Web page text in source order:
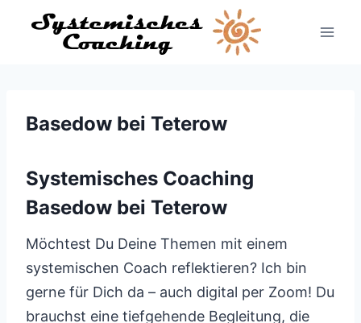
Inhalt
Basedow bei Teterow
Systemisches Coaching
Basedow bei Teterow
Möchtest Du Deine Themen mit einem
systemischen Coach reflektieren? Ich bin
gerne für Dich da – auch digital per Zoom! Du
brauchst eine tiefgehende Begleitung, die